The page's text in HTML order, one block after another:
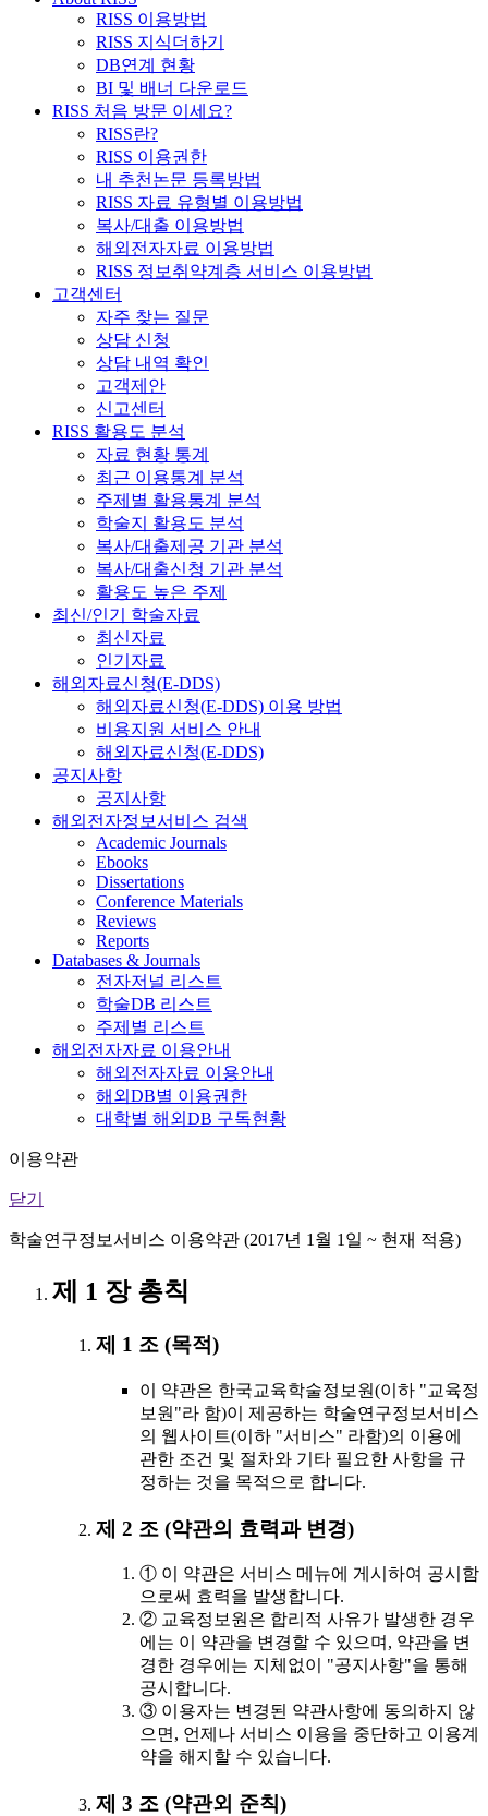
RISS 이용방법
RISS 지식더하기
DB연계 현황
BI 및 배너 다운로드
RISS 처음 방문 이세요?
RISS란?
RISS 이용권한
내 추천논문 등록방법
RISS 자료 유형별 이용방법
복사/대출 이용방법
해외전자자료 이용방법
RISS 정보취약계층 서비스 이용방법
고객센터
자주 찾는 질문
상담 신청
상담 내역 확인
고객제안
신고센터
RISS 활용도 분석
자료 현황 통계
최근 이용통계 분석
주제별 활용통계 분석
학술지 활용도 분석
복사/대출제공 기관 분석
복사/대출신청 기관 분석
활용도 높은 주제
최신/인기 학술자료
최신자료
인기자료
해외자료신청(E-DDS)
해외자료신청(E-DDS) 이용 방법
비용지원 서비스 안내
해외자료신청(E-DDS)
공지사항
공지사항
해외전자정보서비스 검색
Academic Journals
Ebooks
Dissertations
Conference Materials
Reviews
Reports
Databases & Journals
전자저널 리스트
학술DB 리스트
주제별 리스트
해외전자자료 이용안내
해외전자자료 이용안내
해외DB별 이용권한
대학별 해외DB 구독현황
이용약관
닫기
학술연구정보서비스 이용약관 (2017년 1월 1일 ~ 현재 적용)
제 1 장 총칙
제 1 조 (목적)
이 약관은 한국교육학술정보원(이하 "교육정
보원"라 함)이 제공하는 학술연구정보서비스
의 웹사이트(이하 "서비스" 라함)의 이용에
관한 조건 및 절차와 기타 필요한 사항을 규
정하는 것을 목적으로 합니다.
제 2 조 (약관의 효력과 변경)
① 이 약관은 서비스 메뉴에 게시하여 공시함
으로써 효력을 발생합니다.
② 교육정보원은 합리적 사유가 발생한 경우
에는 이 약관을 변경할 수 있으며, 약관을 변
경한 경우에는 지체없이 "공지사항"을 통해
공시합니다.
③ 이용자는 변경된 약관사항에 동의하지 않
으면, 언제나 서비스 이용을 중단하고 이용계
약을 해지할 수 있습니다.
제 3 조 (약관외 준칙)